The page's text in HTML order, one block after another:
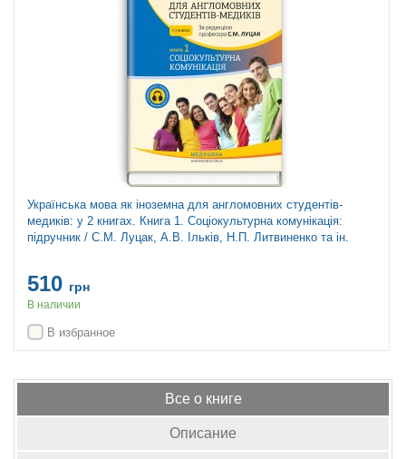
Українська мова як іноземна для англомовних студентів-
медиків: у 2 книгах. Книга 1. Соціокультурна комунікація:
підручник / С.М. Луцак, А.В. Ільків, Н.П. Литвиненко та ін.
510 грн
В наличии
В избранное
Все о книге
Описание